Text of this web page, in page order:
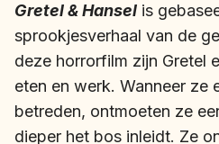
Gretel & Hansel is
sprookjesverhaal van de
deze horrorfilm zijn Gretel
eten en werk. Wanneer ze
betreden, ontmoeten ze
dieper het bos inleidt. Ze